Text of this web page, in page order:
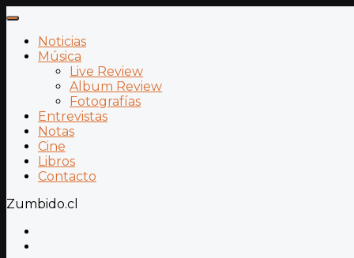
Noticias
Música
Live Review
Album Review
Fotografías
Entrevistas
Notas
Cine
Libros
Contacto
Zumbido.cl